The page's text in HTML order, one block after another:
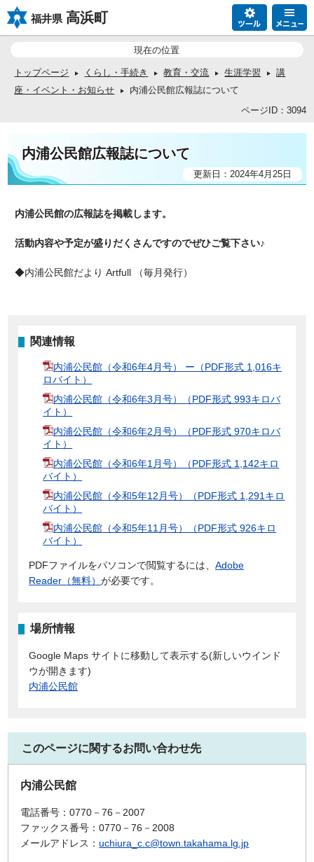
福井県 高浜町
現在の位置
トップページ くらし・手続き 教育・交流 生涯学習
講
座・イベント・お知らせ
内浦公民館広報誌について
ページID：3094
内浦公民館広報誌について
更新日：2024年4月25日
内浦公民館の広報誌を掲載します。
活動内容や予定が盛りだくさんですのでぜひご覧下さい♪
◆内浦公民館だより Artfull （毎月発行）
関連情報
内浦公民館（令和6年4月号） ー（PDF形式 1,016キ
ロバイト）
内浦公民館（令和6年3月号）（PDF形式 993キロバ
イト）
内浦公民館（令和6年2月号）（PDF形式 970キロバ
イト）
内浦公民館（令和6年1月号）（PDF形式 1,142キロ
バイト）
内浦公民館（令和5年12月号）（PDF形式 1,291キロ
バイト）
内浦公民館（令和5年11月号）（PDF形式 926キロ
バイト）
PDFファイルをパソコンで閲覧するには、Adobe
Reader（無料）が必要です。
場所情報
Google Maps サイトに移動して表示する(新しいウインド
ウが開きます)
内浦公民館
このページに関するお問い合わせ先
内浦公民館
電話番号：0770－76－2007
ファックス番号：0770－76－2008
メールアドレス：uchiura_c.c@town.takahama.lg.jp